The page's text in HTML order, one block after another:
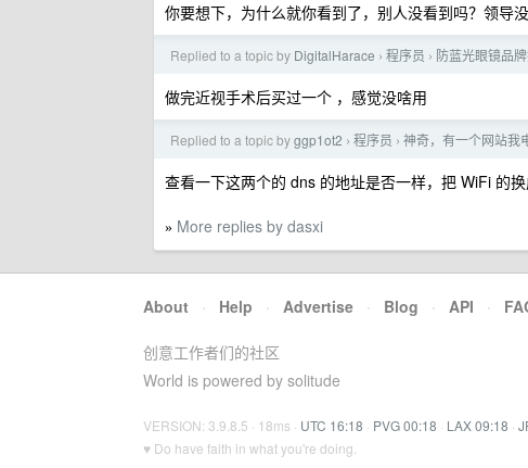
你要想下，为什么就你看到了，别人没看到吗？领导
Replied to a topic by DigitalHarace › 程序员 › 防蓝光眼镜品
做完近视手术后买过一个 ，感觉没啥用
Replied to a topic byggp1ot2 › 程序员 › 神奇，有一个网站我
查看一下这两个的 dns 的地址是否一样，把 WiFi 的
» More replies by dasxi
About · Help · Advertise · Blog · API ·
创意工作者们的社区
World is powered by solitude
VERSION: 3.9.8.5 · 18ms · UTC 16:18 · PVG 00:18 · LAX 09:18 ·
♥ Do have faith in what you're doing.